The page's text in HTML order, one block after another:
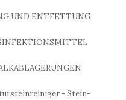
UND ENTFETTUNG
- Stein-